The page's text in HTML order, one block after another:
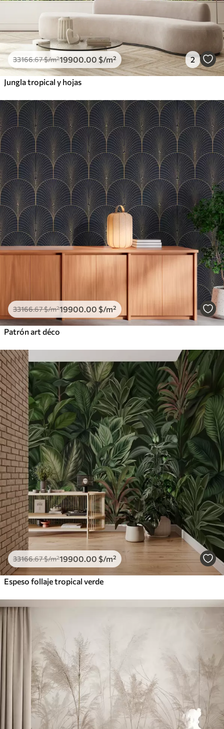
33166.67$/m²19900 .00 $/m² 2
Jungla tropical y hojas
33166.67$/m²19900 .00 $/m²
Patrón art déco
33166.67$/m²19900 .00 $/m²
Espeso follaje tropical verde